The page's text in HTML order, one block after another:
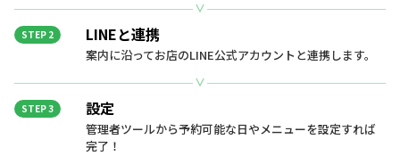
STEP 2 LINEと連携
案内に沿ってお店のLINE公式アカウントと連携します。
STEP 3 設定
管理者ツールから予約可能な日やメニューを設定すれば
完了！